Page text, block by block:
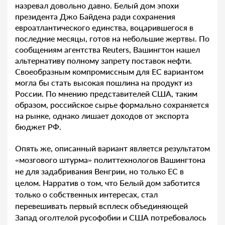
назревал довольно давно. Белый дом эпохи
президента Джо Байдена ради сохранения
евроатлантического единства, воцарившегося в
последние месяцы, готов на небольшие жертвы. По
сообщениям агентства Reuters, Вашингтон нашел
альтернативу полному запрету поставок нефти.
Своеобразным компромиссным для ЕС вариантом
могла бы стать высокая пошлина на продукт из
России. По мнению представителей США, таким
образом, российское сырье формально сохраняется
на рынке, однако лишает доходов от экспорта
бюджет РФ.
Опять же, описанный вариант является результатом
«мозгового штурма» политтехнологов Вашингтона
не для задабривания Венгрии, но только ЕС в
целом. Нарратив о том, что Белый дом заботится
только о собственных интересах, стал
перевешивать первый всплеск объединяющей
Запад оголтелой русофобии и США потребовалось